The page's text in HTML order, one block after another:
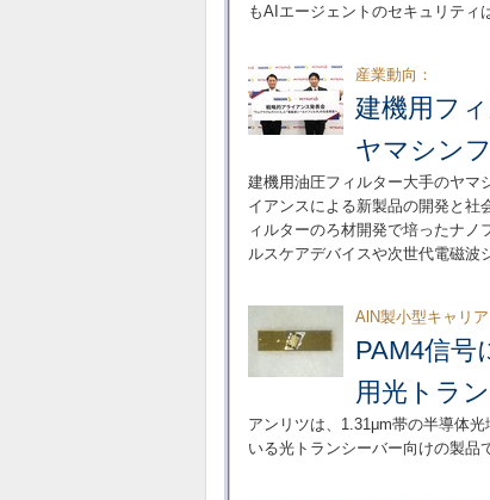
もAIエージェントのセキュリティ
産業動向：
建機用フ
ヤマシン
建機用油圧フィルター大手のヤマ
イアンスによる新製品の開発と社
ィルターのろ材開発で培ったナ
ルスケアデバイスや次世代電磁波
AlN製小型キャリア
PAM4信
用光トラ
アンリツは、1.31μm帯の半導体
いる光トランシーバー向けの製品